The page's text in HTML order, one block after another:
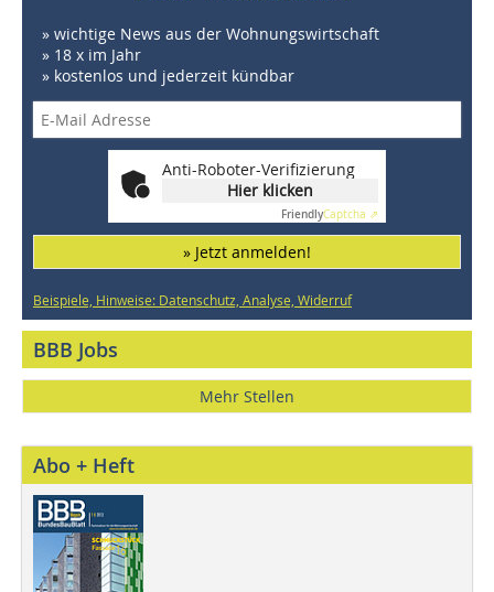
» wichtige News aus der Wohnungswirtschaft
» 18 x im Jahr
» kostenlos und jederzeit kündbar
Anti-Roboter-Verifizierung
Hier klicken
FriendlyCaptcha ⇗
» Jetzt anmelden!
Beispiele, Hinweise: Datenschutz, Analyse, Widerruf
BBB Jobs
Mehr Stellen
Abo + Heft